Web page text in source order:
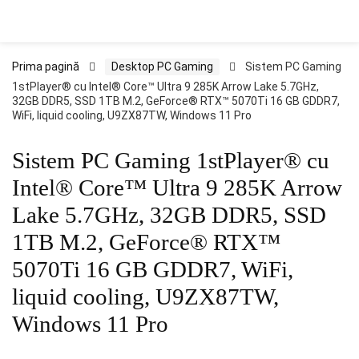
Prima pagină Desktop PC Gaming
Sistem PC Gaming
1stPlayer® cu Intel® Core™ Ultra 9 285K Arrow Lake 5.7GHz,
32GB DDR5, SSD 1TB M.2, GeForce® RTX™ 5070Ti 16 GB GDDR7,
WiFi, liquid cooling, U9ZX87TW, Windows 11 Pro
Sistem PC Gaming 1stPlayer® cu
Intel® Core™ Ultra 9 285K Arrow
Lake 5.7GHz, 32GB DDR5, SSD
1TB M.2, GeForce® RTX™
5070Ti 16 GB GDDR7, WiFi,
liquid cooling, U9ZX87TW,
Windows 11 Pro